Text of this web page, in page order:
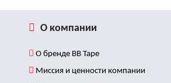
О компании
О бренде BB Tape
Миссия и ценности компании